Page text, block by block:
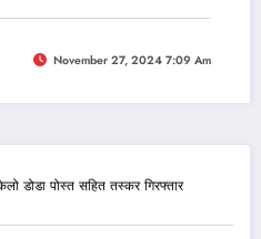
November 27, 2024 7:09 Am
डोडा पोस्त सहित तस्कर गिरफ्तार